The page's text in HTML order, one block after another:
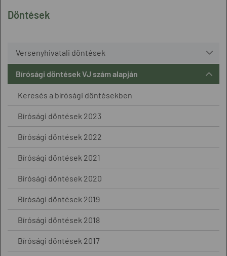
Döntések
Versenyhivatali döntések
Bírósági döntések VJ szám alapján
Keresés a bírósági döntésekben
Bírósági döntések 2023
Bírósági döntések 2022
Bírósági döntések 2021
Bírósági döntések 2020
Bírósági döntések 2019
Bírósági döntések 2018
Bírósági döntések 2017